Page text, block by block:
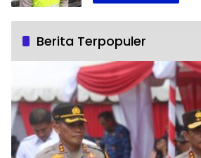
Berita Terpopuler